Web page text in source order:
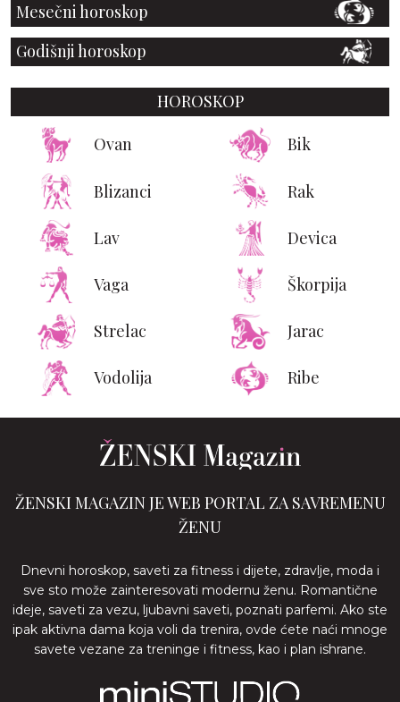
Mesečni horoskop
Godišnji horoskop
HOROSKOP
Ovan Bik
Blizanci Rak
Lav Devica
Vaga Škorpija
Strelac Jarac
Vodolija Ribe
ŽENSKI MAGAZIN JE WEB PORTAL ZA SAVREMENU
ŽENU
Dnevni horoskop, saveti za fitness i dijete, zdravlje, moda i
sve sto može zainteresovati modernu ženu. Romantične
ideje, saveti za vezu, ljubavni saveti, poznati parfemi. Ako ste
ipak aktivna dama koja voli da trenira, ovde ćete naći mnoge
savete vezane za treninge i fitness, kao i plan ishrane.